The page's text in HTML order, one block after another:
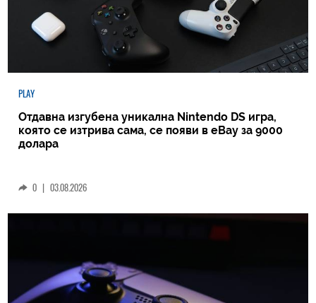
PLAY
Отдавна изгубена уникална Nintendo DS игра,
която се изтрива сама, се появи в eBay за 9000
долара
0 | 03.08.2026